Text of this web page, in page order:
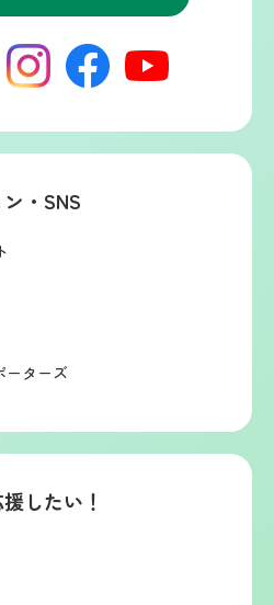
・SNS
ーターズ
したい！